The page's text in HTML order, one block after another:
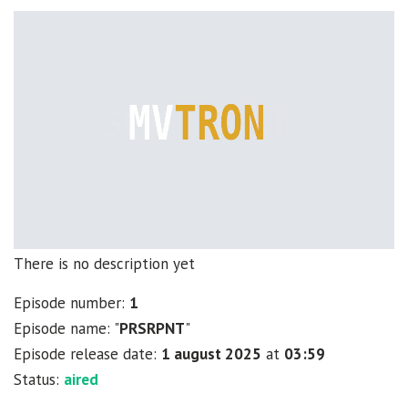
There is no description yet
Episode number: 1
Episode name: "PRSRPNT"
Episode release date: 1 august 2025 at 03:59
Status: aired